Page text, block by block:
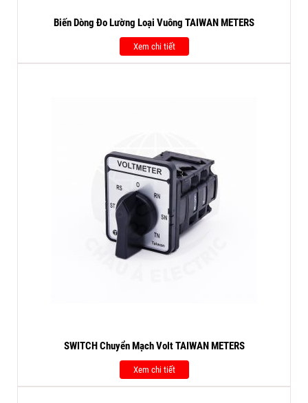
Biến Dòng Đo Lường Loại Vuông TAIWAN METERS
Xem chi tiết
SWITCH Chuyển Mạch Volt TAIWAN METERS
Xem chi tiết